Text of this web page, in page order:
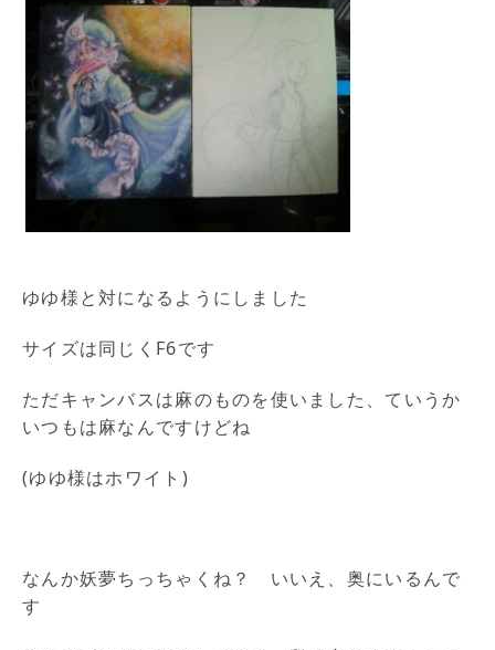
ゆゆ様と対になるようにしました
サイズは同じくF6です
ただキャンバスは麻のものを使いました、ていうか
いつもは麻なんですけどね
(ゆゆ様はホワイト)
なんか妖夢ちっちゃくね？ いいえ、奥にいるんで
す